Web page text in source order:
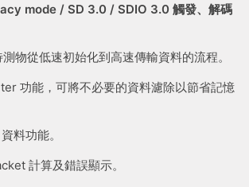
mode / SD 3.0 / SDIO 3.0 觸發、解碼
物從低速初始化到高速傳輸資料的流程。
功能，可將不必要的資料濾除以節省記憶
料功能。
計算及錯誤顯示。